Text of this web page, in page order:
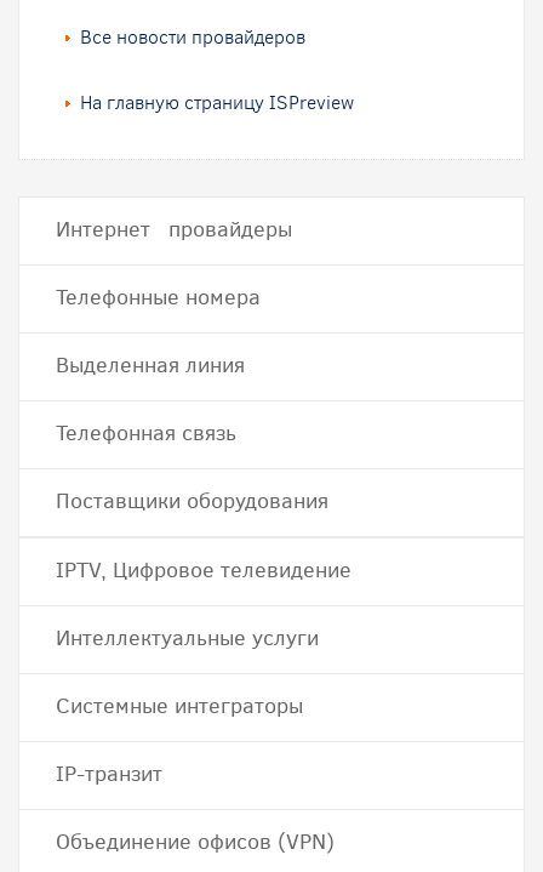
Все новости провайдеров
На главную страницу ISPreview
Интернет провайдеры
Телефонные номера
Выделенная линия
Телефонная связь
Поставщики оборудования
IPTV, Цифровое телевидение
Интеллектуальные услуги
Системные интеграторы
IP-транзит
Объединение офисов (VPN)